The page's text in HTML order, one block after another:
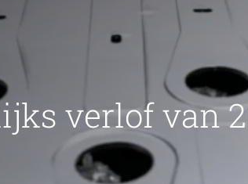
verlof van